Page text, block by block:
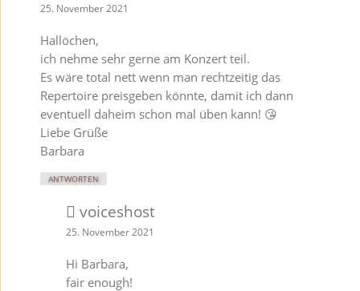
25. November 2021
Hallöchen,
ich nehme sehr gerne am Konzert teil.
Es wäre total nett wenn man rechtzeitig das
Repertoire preisgeben könnte, damit ich dann
eventuell daheim schon mal üben kann! 😘
Liebe Grüße
Barbara
ANTWORTEN
voiceshost
25. November 2021
Hi Barbara,
fair enough!